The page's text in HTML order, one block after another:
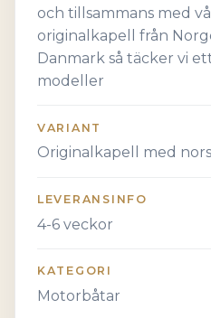
och tillsammans med
originalkapell från
Danmark så täcker vi
modeller
VARIANT
Originalkapell med
LEVERANSINFO
4-6 veckor
KATEGORI
Motorbåtar